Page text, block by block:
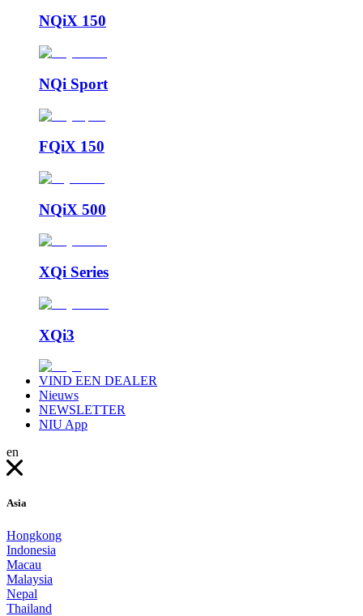
NQiX 150
NQi Sport
FQiX 150
NQiX 500
XQi Series
XQi3
VIND EEN DEALER
Nieuws
NEWSLETTER
NIU App
en
Asia
Hongkong
Indonesia
Macau
Malaysia
Nepal
Thailand